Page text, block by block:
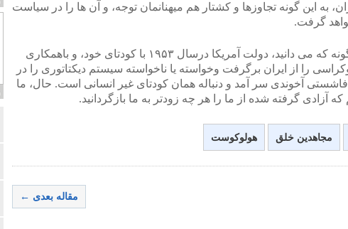
به این گونه تجاوزها و کشتار هم میهنانمان توجه، و آن ها را در سیاست
گرفت.
آقای رئیس جمهور، همان گونه که می دانید، دولت آمریکا درسال ۱۹۵۳ با کودتای خود، و باهمکاری
را از ایران برگرفت وخواسته یا ناخواسته سیستم دیکتاتوری را در
فاشستی آخوندی سر آمد و دنباله همان کودتای غیر انسانی است. حال، ما
آزادی گرفته شده از ما را هر چه زودتر به ما بازگردانید.
مجاهدین خلق هولوکوست
مقاله بعدی ←